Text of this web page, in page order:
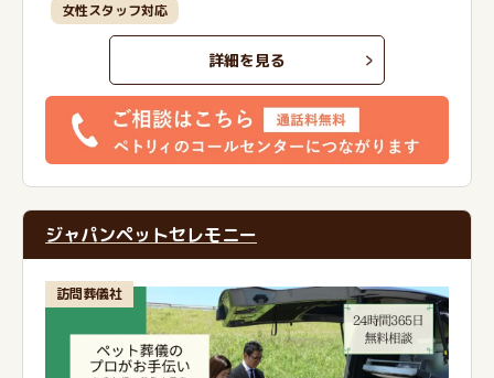
女性スタッフ対応
詳細を見る
ジャパンペットセレモニー
訪問葬儀社